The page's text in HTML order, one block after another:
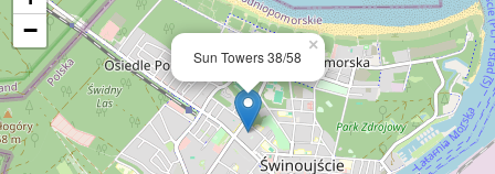
Sun Towers 38/58
×
−